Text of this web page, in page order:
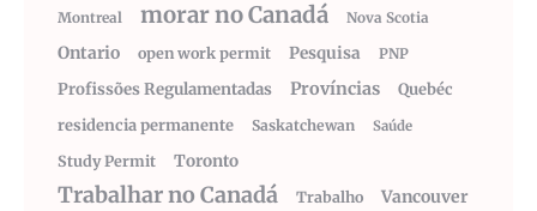
Montreal morar no Canadá Nova Scotia
Ontario open work permit Pesquisa PNP
Profissões Regulamentadas Províncias
Quebéc
residencia permanente
Saskatchewan Saúde
Study Permit Toronto
Trabalhar no Canadá Trabalho Vancouver